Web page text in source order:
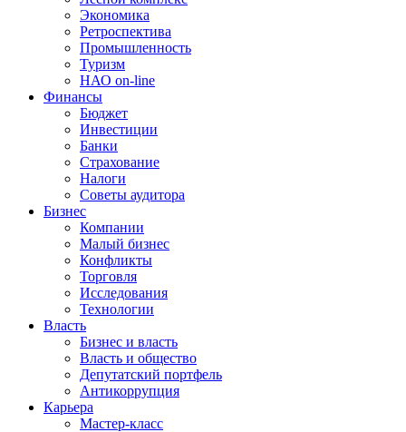
Экономика
Ретроспектива
Промышленность
Туризм
НАО on-line
Финансы
Бюджет
Инвестиции
Банки
Страхование
Налоги
Советы аудитора
Бизнес
Компании
Малый бизнес
Конфликты
Торговля
Исследования
Технологии
Власть
Бизнес и власть
Власть и общество
Депутатский портфель
Антикоррупция
Карьера
Мастер-класс